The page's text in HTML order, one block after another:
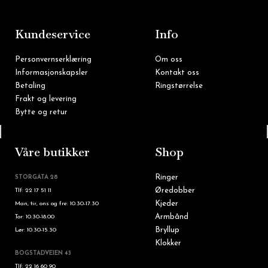
Kundeservice
Personvernserklæring
Informasjonskapsler
Betaling
Frakt og levering
Bytte og retur
Info
Om oss
Kontakt oss
Ringstørrelse
Våre butikker
STORGATA 28
Tlf: 22 17 51 11
Man, tir, ons og fre: 10.30-17.30
Tor: 10.30-18.00
Lør: 10.30-15.30
BOGSTADVEIEN 43
Tlf: 22 16 60 90
Shop
Ringer
Øredobber
Kjeder
Armbånd
Bryllup
Klokker